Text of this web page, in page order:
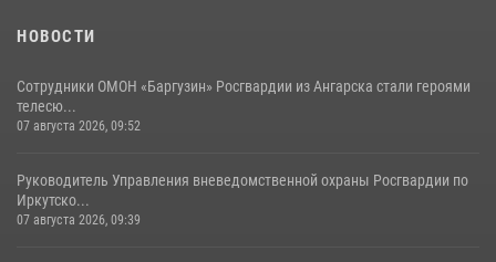
НОВОСТИ
Сотрудники ОМОН «Баргузин» Росгвардии из Ангарска стали героями
телесю...
07 августа 2026, 09:52
Руководитель Управления вневедомственной охраны Росгвардии по
Иркутско...
07 августа 2026, 09:39